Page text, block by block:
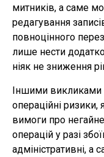
митників, а саме
редагування
повноцінного
лише нести
ніяк не зниження
Іншими викликами
операційні ризики,
вимоги про
операцій у разі
адміністративні,